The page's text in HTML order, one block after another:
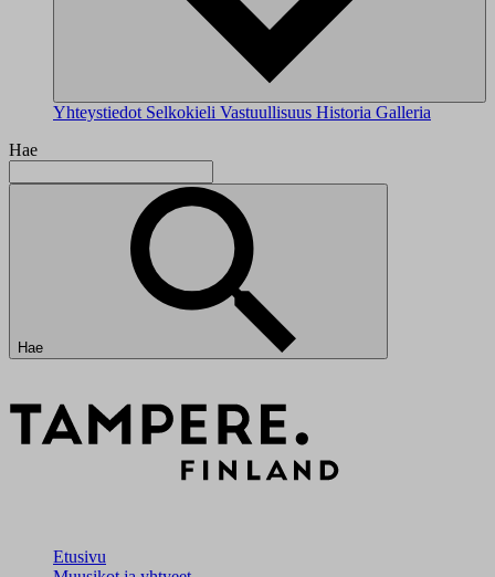
Yhteystiedot Selkokieli Vastuullisuus Historia Galleria
Hae
Hae
Etusivu